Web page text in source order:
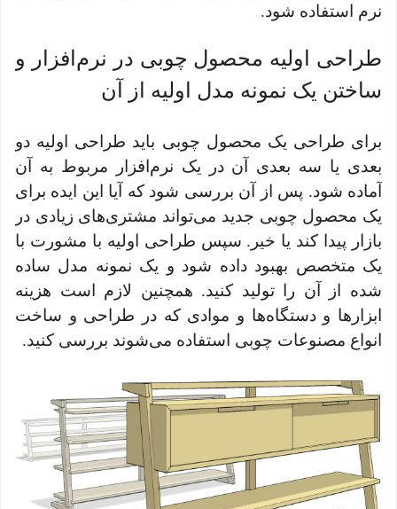
نرم استفاده شود.
طراحی اولیه محصول چوبی در نرم‌افزار و
ساختن یک نمونه مدل اولیه از آن
برای طراحی یک محصول چوبی باید طراحی اولیه دو
بعدی یا سه ‌بعدی آن در یک نرم‌افزار مربوط به آن
آماده شود. پس از آن بررسی شود که آیا این ایده برای
یک محصول چوبی جدید می‌تواند مشتری‌های زیادی در
بازار پیدا کند یا خیر. سپس طراحی اولیه با مشورت با
یک متخصص بهبود داده شود و یک نمونه مدل ساده
شده از آن را تولید کنید. همچنین لازم است هزینه
ابزارها و دستگاه‌ها و موادی که در طراحی و ساخت
انواع مصنوعات چوبی استفاده می‌شوند بررسی کنید.